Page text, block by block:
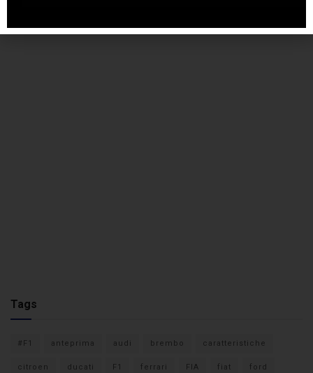
Tags
#F1 anteprima audi brembo caratteristiche
citroen ducati F1 ferrari FIA fiat ford